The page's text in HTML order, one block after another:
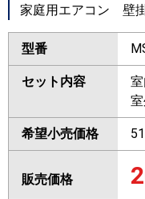
家庭用エアコン 壁
型番
セット内容
希望小売価格
販売価格